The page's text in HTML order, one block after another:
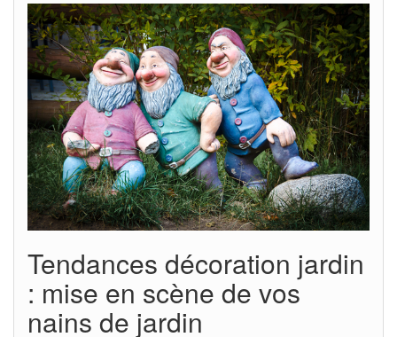
Tendances décoration jardin
: mise en scène de vos
nains de jardin